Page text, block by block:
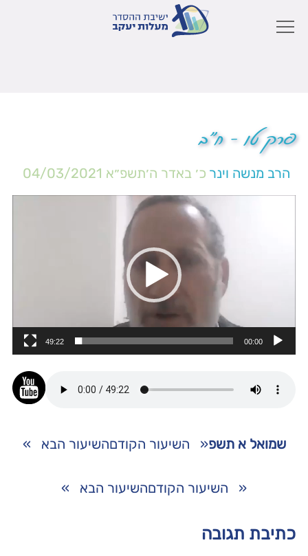
פרק טו – ח"ב
הרב מנשה וינר כ׳ באדר ה׳תשפ״א 04/03/2021
00:00
49:22
שמואל א תשפ« השיעור הקודםהשיעור הבא »
« השיעור הקודםהשיעור הבא »
כתיבת תגובה